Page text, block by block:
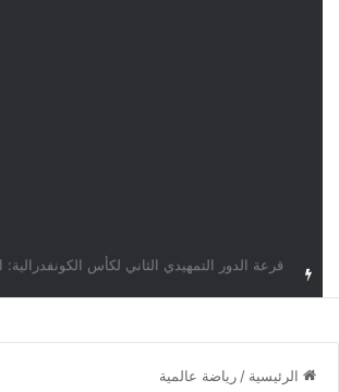
الرئيسية / رياضة عالمية